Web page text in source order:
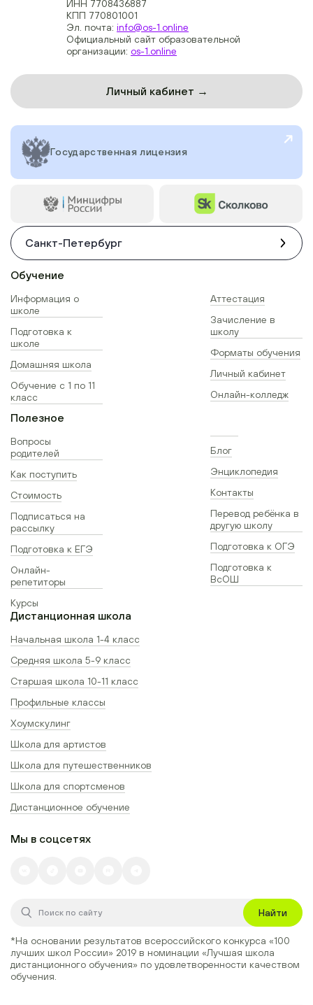
ИНН 7708436887
КПП 770801001
Эл. почта: info@os-1.online
Официальный сайт образовательной
организации: os-1.online
Личный кабинет →
Государственная лицензия
Санкт-Петербург
Обучение
Информация о
школе
Подготовка к
школе
Домашняя школа
Обучение с 1 по 11
класс
Аттестация
Зачисление в
школу
Форматы обучения
Личный кабинет
Онлайн-колледж
Полезное
Вопросы
родителей
Как поступить
Стоимость
Подписаться на
рассылку
Подготовка к ЕГЭ
Онлайн-
репетиторы
Курсы
Блог
Энциклопедия
Контакты
Перевод ребёнка в
другую школу
Подготовка к ОГЭ
Подготовка к
ВсОШ
Дистанционная школа
Начальная школа 1-4 класс
Средняя школа 5-9 класс
Старшая школа 10-11 класс
Профильные классы
Хоумскулинг
Школа для артистов
Школа для путешественников
Школа для спортсменов
Дистанционное обучение
Мы в соцсетях
Найти
*На основании результатов всероссийского конкурса «100
лучших школ России» 2019 в номинации «Лучшая школа
дистанционного обучения» по удовлетворенности качеством
обучения.